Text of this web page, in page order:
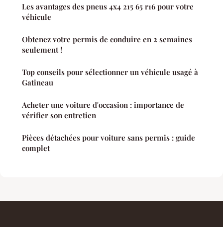
Les avantages des pneus 4x4 215 65 r16 pour votre
véhicule
Obtenez votre permis de conduire en 2 semaines
seulement !
Top conseils pour sélectionner un véhicule usagé à
Gatineau
Acheter une voiture d'occasion : importance de
vérifier son entretien
Pièces détachées pour voiture sans permis : guide
complet